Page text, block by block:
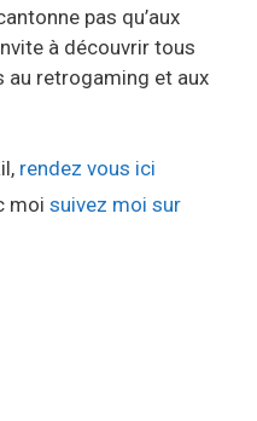
pas qu’aux
à découvrir tous
retrogaming et aux
rendez vous ici
moi suivez moi sur